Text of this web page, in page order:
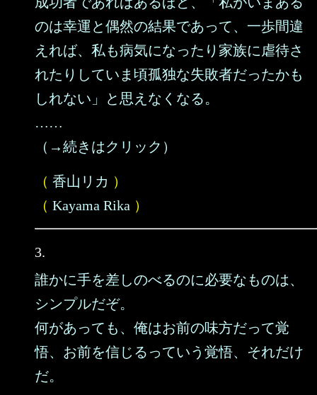
のは幸運と偶然の結果であって、一歩間違
えれば、私も病気になったり家族に虐待さ
れたりしていま頃孤独な失敗者だったかも
しれない」と思えなくなる。
……
（→続きはクリック）
（ 香山リカ ）
（ Kayama Rika ）
3.
誰かに手を差しのべるのに必要なものは、
シンプルだぞ。
何があっても、俺はお前の味方だって覚
悟、お前を信じるっていう覚悟、それだけ
だ。